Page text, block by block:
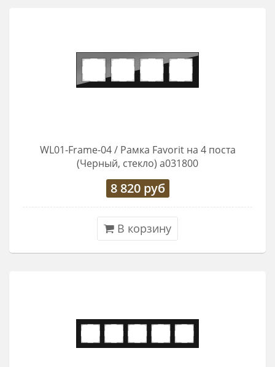
WL01-Frame-04 / Рамка Favorit на 4 поста
(Черный, стекло) a031800
8 820руб
В корзину